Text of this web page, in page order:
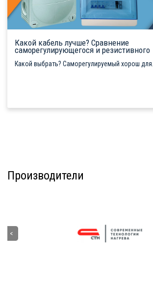
Какой кабель лучше? Сравнение
саморегулирующегося и резистивного
Какой выбрать? Саморегулируемый хорош для...
Производители